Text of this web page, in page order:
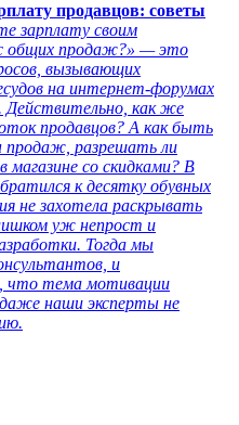
продавцов: советы
зарплату своим
общих продаж?» — это
вызывающих
на интернет-форумах
Действительно, как же
продавцов? А как быть
продаж, разрешать ли
со скидками? В
к десятку обувных
не захотела раскрывать
уж непрост и
Тогда мы
и
что тема мотивации
наши эксперты не